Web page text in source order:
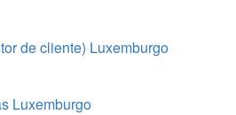
de cliente) Luxemburgo
Luxemburgo